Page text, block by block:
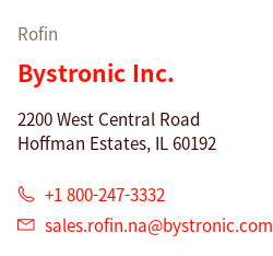
Rofin
Bystronic Inc.
2200 West Central Road
Hoffman Estates, IL 60192
+1 800-247-3332
sales.rofin.na@bystronic.com